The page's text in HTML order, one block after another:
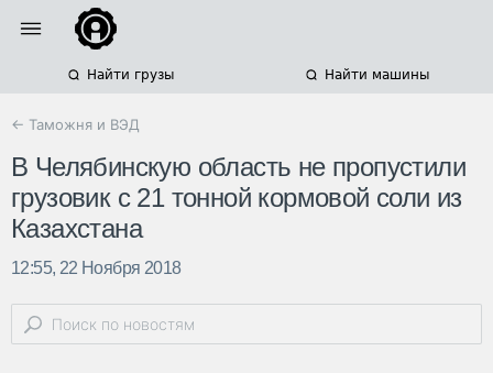
Найти грузы Найти машины
← Таможня и ВЭД
В Челябинскую область не пропустили
грузовик с 21 тонной кормовой соли из
Казахстана
12:55, 22 Ноября 2018